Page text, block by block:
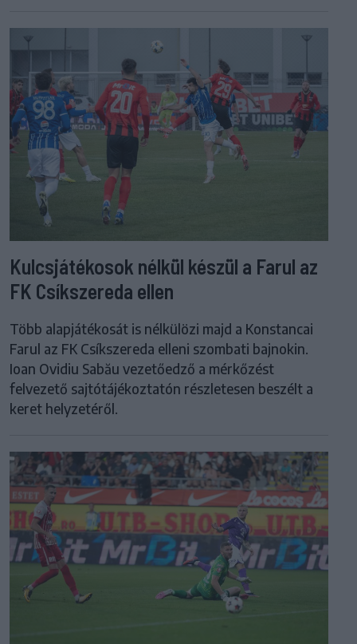
Kulcsjátékosok nélkül készül a Farul az
FK Csíkszereda ellen
Több alapjátékosát is nélkülözi majd a Konstancai
Farul az FK Csíkszereda elleni szombati bajnokin.
Ioan Ovidiu Sabău vezetőedző a mérkőzést
felvezető sajtótájékoztatón részletesen beszélt a
keret helyzetéről.